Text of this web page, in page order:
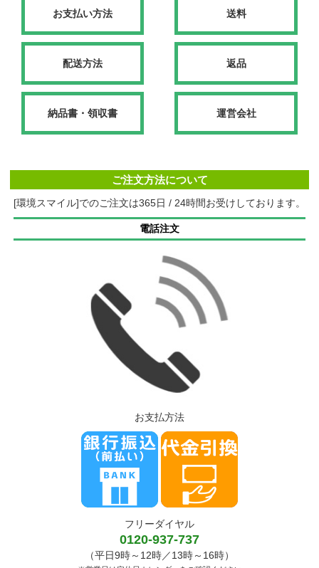
お支払い方法 送料
配送方法 返品
納品書・領収書 運営会社
ご注文方法について
[環境スマイル]でのご注文は365日 / 24時間お受けしております。
電話注文
お支払方法
フリーダイヤル
0120-937-737
（平日9時～12時／13時～16時）